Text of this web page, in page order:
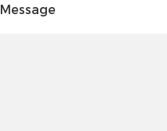
Message